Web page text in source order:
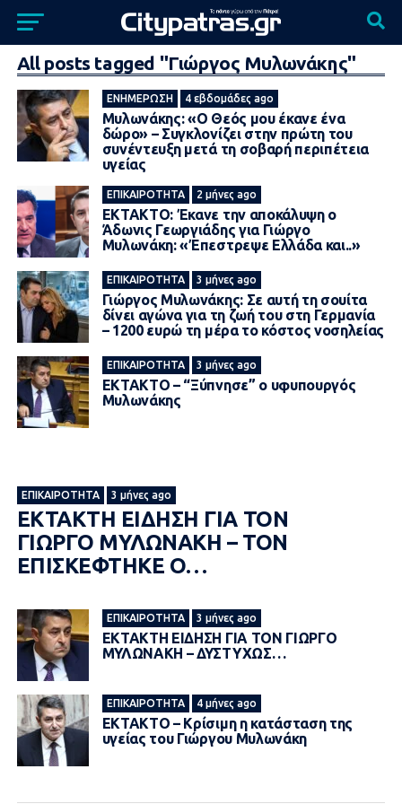
All posts tagged "Γιώργος Μυλωνάκης"
ΕΝΗΜΈΡΩΣΗ 4 εβδομάδες ago
Μυλωνάκης: «Ο Θεός μου έκανε ένα
δώρο» – Συγκλονίζει στην πρώτη του
συνέντευξη μετά τη σοβαρή περιπέτεια
υγείας
ΕΠΙΚΑΙΡΌΤΗΤΑ 2 μήνες ago
EKTAKTO: Έκανε την αποκάλυψη ο
Άδωνις Γεωργιάδης για Γιώργο
Μυλωνάκη: «Έπεστρεψε Ελλάδα και..»
ΕΠΙΚΑΙΡΌΤΗΤΑ 3 μήνες ago
Γιώργος Μυλωνάκης: Σε αυτή τη σουίτα
δίνει αγώνα για τη ζωή του στη Γερμανία
– 1200 ευρώ τη μέρα το κόστος νοσηλείας
ΕΠΙΚΑΙΡΌΤΗΤΑ 3 μήνες ago
ΕΚΤΑΚΤΟ – “Ξύπνησε” ο υφυπουργός
Μυλωνάκης
ΕΠΙΚΑΙΡΌΤΗΤΑ 3 μήνες ago
ΕΚΤΑΚΤΗ ΕΙΔΗΣΗ ΓΙΑ ΤΟΝ
ΓΙΩΡΓΟ ΜΥΛΩΝΑΚΗ – ΤΟΝ
ΕΠΙΣΚΕΦΤΗΚΕ Ο…
ΕΠΙΚΑΙΡΌΤΗΤΑ 3 μήνες ago
ΕΚΤΑΚΤΗ ΕΙΔΗΣΗ ΓΙΑ ΤΟΝ ΓΙΩΡΓΟ
ΜΥΛΩΝΑΚΗ – ΔΥΣΤΥΧΩΣ…
ΕΠΙΚΑΙΡΌΤΗΤΑ 4 μήνες ago
ΕΚΤΑΚΤΟ – Κρίσιμη η κατάσταση της
υγείας του Γιώργου Μυλωνάκη